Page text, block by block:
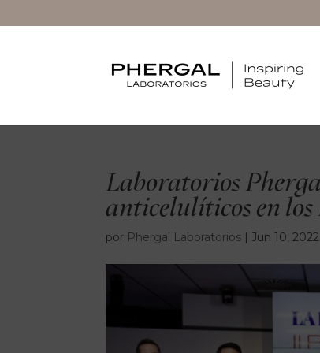
Laboratorios
anticelulíticos en los
por Phergal Laboratorios |Jun 10, 2022